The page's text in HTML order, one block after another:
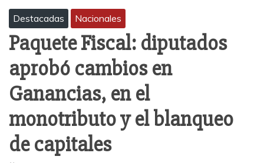
Destacadas Nacionales
Paquete Fiscal: diputados
aprobó cambios en
Ganancias, en el
monotributo y el blanqueo
de capitales